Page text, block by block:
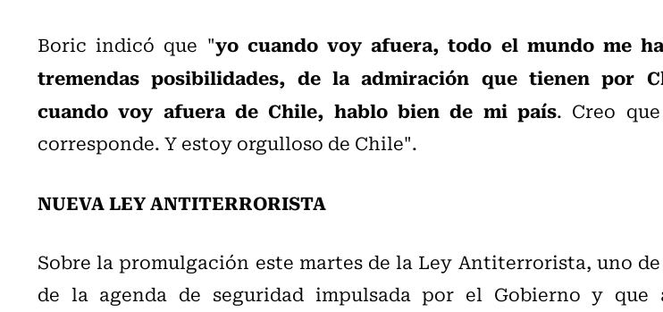
Boric indicó que "yo cuando voy afuera, todo el mundo me
tremendas posibilidades, de la admiración que tienen por
cuando voy afuera de Chile, hablo bien de mi país. Creo
corresponde. Y estoy orgulloso de Chile".
NUEVA LEY ANTITERRORISTA
Sobre la promulgación este martes de la Ley Antiterrorista, uno
de la agenda de seguridad impulsada por el Gobierno y que